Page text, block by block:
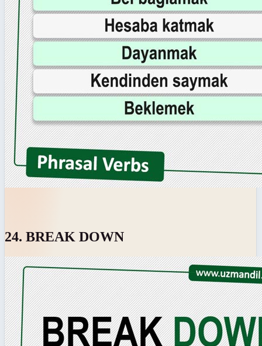
24. BREAK DOWN